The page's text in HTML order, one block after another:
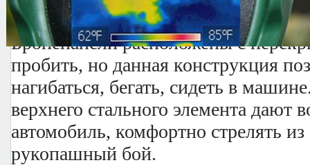
сердечником.
Бронепанели расположены с
пробить, но данная конструкция
нагибаться, бегать, сидеть в
верхнего стального элемента дают
автомобиль, комфортно стрелять
рукопашный бой.